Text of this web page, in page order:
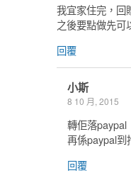
我宜家住完，回
之後要點做先可
回覆
小斯
8 10 月, 2015
轉佢落paypal
再係paypal到
回覆